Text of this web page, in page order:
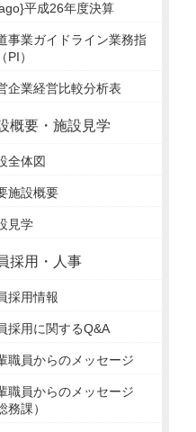
平成26年度決算
事業ガイドライン業務指
PI）
企業経営比較分析表
概要・施設見学
全体図
施設概要
見学
採用・人事
採用情報
採用に関するQ&A
職員からのメッセージ
職員からのメッセージ
務課）